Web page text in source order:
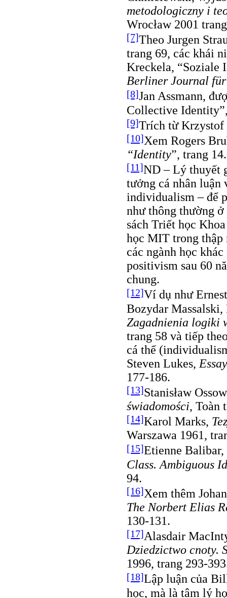
metodologiczny i
Wrocław 2001
[7]Theo Jurgen
trang 69, các khái
Kreckela, “Soziale
Berliner Journal
[8]Jan Assmann,
Collective
[9]Trích từ
[10]Xem Rogers
“Identity”, trang 14.
[11]ND – Lý thuyết
tưởng cá nhân luận
individualism – để
như thông thường
sách Triết học
học MIT trong thập
các ngành học
positivism sau 60
chung.
[12]Ví dụ như
Bozydar
Zagadnienia logiki
trang 58 và tiếp
cá thể
Steven Lukes,
177-186.
[13]Stanisław
świadomości, Toàn
[14]Karol Marks,
Warszawa 1961,
[15]Etienne
Class. Ambiguous
94.
[16]Xem thêm
The Norbert Elias
130-131.
[17]Alasdair
Dziedzictwo cnoty.
1996, trang 293-
[18]Lập luận của
học, mà là tâm lý